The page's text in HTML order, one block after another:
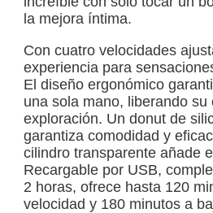
la mejora íntima.
Con cuatro velocidades
experiencia para
El diseño ergonómico
una sola mano, liberando su
exploración. Un donut de
garantiza comodidad y
cilindro transparente añade
Recargable por USB,
2 horas, ofrece hasta 120
velocidad y 180 minutos a